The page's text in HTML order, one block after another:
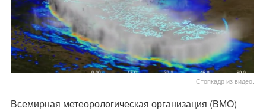
Стопкадр из видео.
Всемирная метеорологическая организация (ВМО)